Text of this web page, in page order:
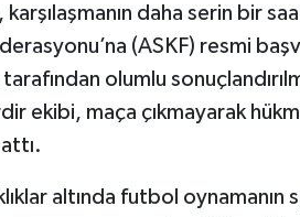
karşılaşmanın daha serin bir
(ASKF) resmi
olumlu
ekibi, maça çıkmayarak
altında futbol oynamanın